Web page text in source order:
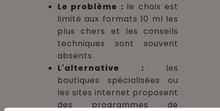
Le problème : le choix est
limité aux formats 10 ml les
plus chers et les conseils
techniques sont souvent
absents.
L'alternative : les
boutiques spécialisées ou
les sites internet proposent
des programmes de